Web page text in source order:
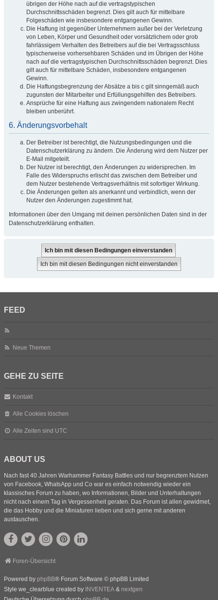
übrigen der Höhe nach auf die vertragstypischen
Durchschnittsschäden begrenzt. Dies gilt auch für mittelbare
Folgeschäden wie insbesondere entgangenen Gewinn.
Die Haftung ist gegenüber Unternehmern außer bei der Verletzung
von Leben, Körper und Gesundheit oder vorsätzlichem oder grob
fahrlässigem Verhalten des Betreibers auf die bei Vertragsschluss
typischerweise vorhersehbaren Schäden und im Übrigen der Höhe
nach auf die vertragstypischen Durchschnittsschäden begrenzt. Dies
gilt auch für mittelbare Schäden, insbesondere entgangenen
Gewinn.
Die Haftungsbegrenzung der Absätze a bis c gilt sinngemäß auch
zugunsten der Mitarbeiter und Erfüllungsgehilfen des Betreibers.
Ansprüche für eine Haftung aus zwingendem nationalem Recht
bleiben unberührt.
6. Änderungsvorbehalt
Der Betreiber ist berechtigt, die Nutzungsbedingungen und die
Datenschutzerklärung zu ändern. Die Änderung wird dem Nutzer per
E-Mail mitgeteilt.
Der Nutzer ist berechtigt, den Änderungen zu widersprechen. Im
Falle des Widerspruchs erlischt das zwischen dem Betreiber und
dem Nutzer bestehende Vertragsverhältnis mit sofortiger Wirkung.
Die Änderungen gelten als anerkannt und verbindlich, wenn der
Nutzer den Änderungen zugestimmt hat.
Informationen über den Umgang mit deinen persönlichen Daten sind in der
Datenschutzerklärung enthalten.
FEED
Neue Themen
GEHE ZU SEITE
Kontakt
Alle Cookies löschen
Alle Zeiten sind UTC
ABOUT US
Nach fast 40 Jahren Warhammer Fantasy Battles und nur begrenztem Nutzen
von Facebook, WhatsApp und Co war es einfach notwendig wieder ein
klassisches Forum zu haben, wo Informationen, Bilder und Unterhaltungen
nicht nach einem Tag in Vergessenheit geraten. Das Forum ist allen gewidmet,
die das Hobby und die Miniaturen lieben und sich gerne mit anderen
austauschen.
Foren-Übersicht
Powered by phpBB® Forum Software © phpBB Limited
Style we_clearblue created by INVENTEA & nextgen